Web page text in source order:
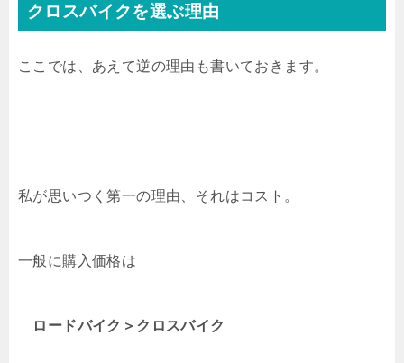
クロスバイクを選ぶ理由
ここでは、あえて逆の理由も書いておきます。
私が思いつく第一の理由、それはコスト。
一般に購入価格は
ロードバイク＞クロスバイク